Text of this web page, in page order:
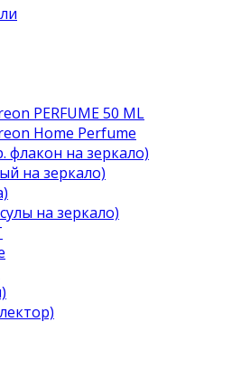
PERFUME 50 ML
Home Perfume
флакон на зеркало)
на зеркало)
на зеркало)